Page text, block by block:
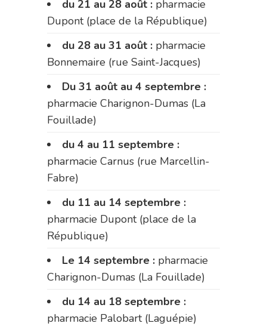
du 21 au 28 août : pharmacie
Dupont (place de la République)
du 28 au 31 août : pharmacie
Bonnemaire (rue Saint-Jacques)
Du 31 août au 4 septembre :
pharmacie Charignon-Dumas (La
Fouillade)
du 4 au 11 septembre :
pharmacie Carnus (rue Marcellin-
Fabre)
du 11 au 14 septembre :
pharmacie Dupont (place de la
République)
Le 14 septembre : pharmacie
Charignon-Dumas (La Fouillade)
du 14 au 18 septembre :
pharmacie Palobart (Laguépie)